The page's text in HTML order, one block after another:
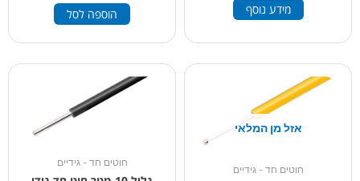
מידע נוסף הוספה לסל
אזל מן המלאי
חוטים חד - גידיים
חוטים חד - גידיים